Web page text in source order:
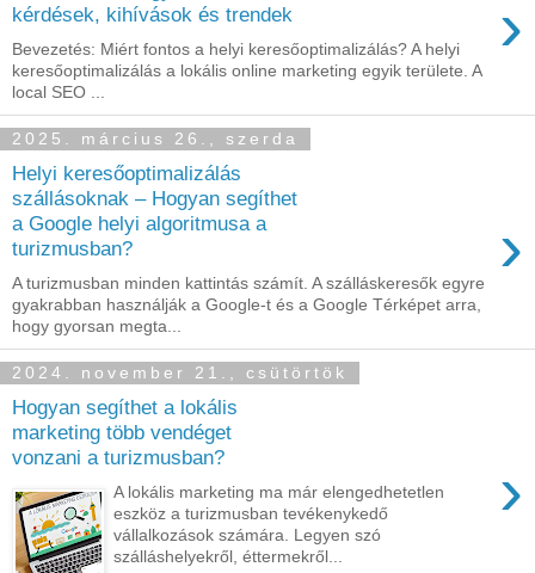
kérdések, kihívások és trendek
›
Bevezetés: Miért fontos a helyi keresőoptimalizálás? A helyi
keresőoptimalizálás a lokális online marketing egyik területe. A
local SEO ...
2025. március 26., szerda
Helyi keresőoptimalizálás
szállásoknak – Hogyan segíthet
a Google helyi algoritmusa a
turizmusban?
›
A turizmusban minden kattintás számít. A szálláskeresők egyre
gyakrabban használják a Google-t és a Google Térképet arra,
hogy gyorsan megta...
2024. november 21., csütörtök
Hogyan segíthet a lokális
marketing több vendéget
vonzani a turizmusban?
›
A lokális marketing ma már elengedhetetlen
eszköz a turizmusban tevékenykedő
vállalkozások számára. Legyen szó
szálláshelyekről, éttermekről...